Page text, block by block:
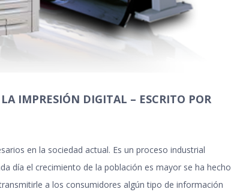
IMPRESIÓN DIGITAL – ESCRITO POR
en la sociedad actual. Es un proceso industrial
día el crecimiento de la población es mayor se ha hecho
a los consumidores algún tipo de información